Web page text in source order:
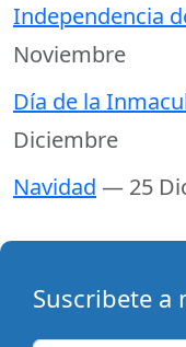
Independencia
Noviembre
Día de la
Diciembre
Navidad — 25
Suscribete a